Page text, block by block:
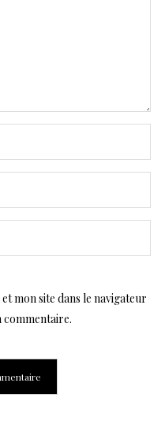
mon site dans le navigateur